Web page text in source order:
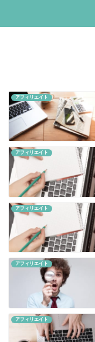
アフィリエイト
アフィリエイト
アフィリエイト
アフィリエイト
アフィリエイト